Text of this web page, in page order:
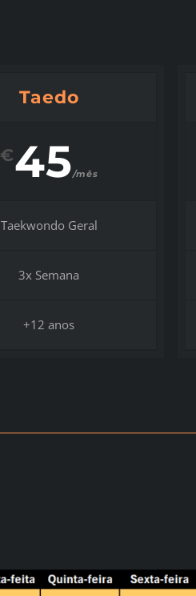
Taedo
€45/mês
Taekwondo Geral
3x Semana
+12 anos